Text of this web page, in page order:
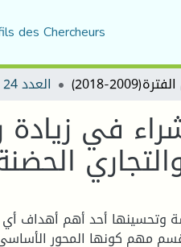
des Chercheurs
العدد 24
في
الحضنة
وتحسينها أحد أهم أهداف
قسم مهم كونها المحور